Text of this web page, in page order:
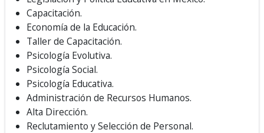
Capacitación.
Economía de la Educación.
Taller de Capacitación.
Psicología Evolutiva.
Psicología Social.
Psicología Educativa.
Administración de Recursos Humanos.
Alta Dirección.
Reclutamiento y Selección de Personal.